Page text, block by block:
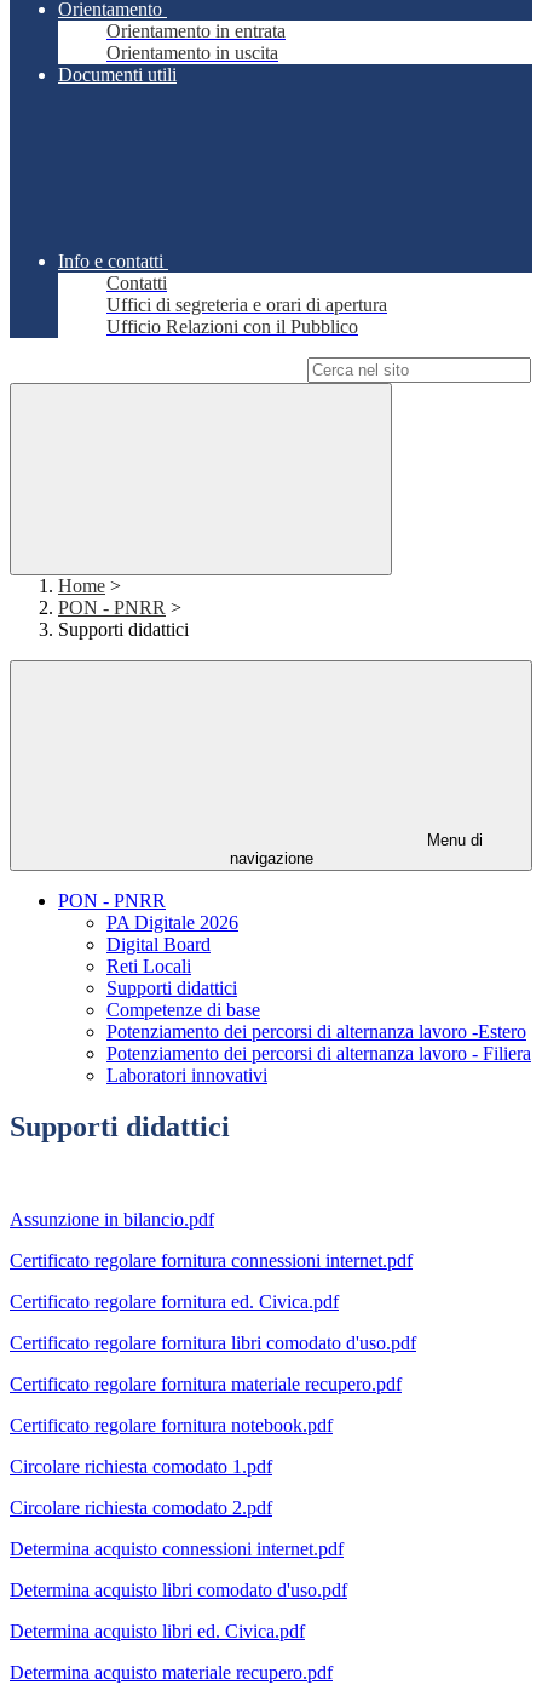
Orientamento
Orientamento in entrata
Orientamento in uscita
Documenti utili
Info e contatti
Contatti
Uffici di segreteria e orari di apertura
Ufficio Relazioni con il Pubblico
Home >
PON - PNRR >
Supporti didattici
Menu di
navigazione
PON - PNRR
PA Digitale 2026
Digital Board
Reti Locali
Supporti didattici
Competenze di base
Potenziamento dei percorsi di alternanza lavoro -Estero
Potenziamento dei percorsi di alternanza lavoro - Filiera
Laboratori innovativi
Supporti didattici
Assunzione in bilancio.pdf
Certificato regolare fornitura connessioni internet.pdf
Certificato regolare fornitura ed. Civica.pdf
Certificato regolare fornitura libri comodato d'uso.pdf
Certificato regolare fornitura materiale recupero.pdf
Certificato regolare fornitura notebook.pdf
Circolare richiesta comodato 1.pdf
Circolare richiesta comodato 2.pdf
Determina acquisto connessioni internet.pdf
Determina acquisto libri comodato d'uso.pdf
Determina acquisto libri ed. Civica.pdf
Determina acquisto materiale recupero.pdf